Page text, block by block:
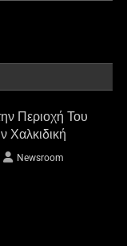
Περιοχή Του
Χαλκιδική
Newsroom